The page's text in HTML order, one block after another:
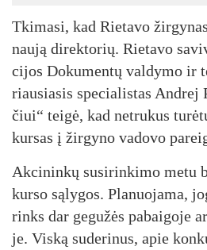
Tki­ma­si, kad Rie­ta­vo
nau­ją di­rek­to­rių. Rie­ta­vo
ci­jos Do­ku­men­tų val­dy­mo ir
riau­sia­sis spe­cia­lis­tas
čiui“ tei­gė, kad ne­tru­kus
kur­sas į žir­gy­no va­do­vo
Ak­ci­nin­kų su­si­rin­ki­mo me­tu
kur­so są­ly­gos. Pla­nuo­ja­ma,
rinks dar ge­gu­žės pa­bai­go­je
je. Vis­ką su­de­ri­nus, apie